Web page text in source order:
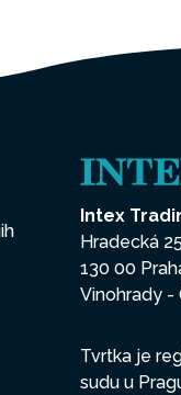
Intex
Hradecká
130 00
Vinohrady -
Tvrtka je
sudu u